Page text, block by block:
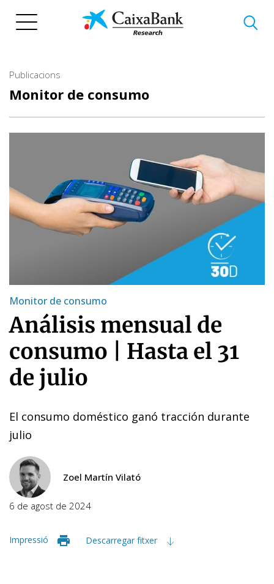
Publicacions
Monitor de consumo
Monitor de consumo
Análisis mensual de
consumo | Hasta el 31
de julio
El consumo doméstico ganó tracción durante
julio
Zoel Martín Vilató
6 de agost de 2024
Impressió Descarregar fitxer